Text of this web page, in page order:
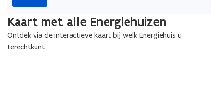
Kaart met alle Energiehuizen
Ontdek via de interactieve kaart bij welk Energiehuis u
terechtkunt.